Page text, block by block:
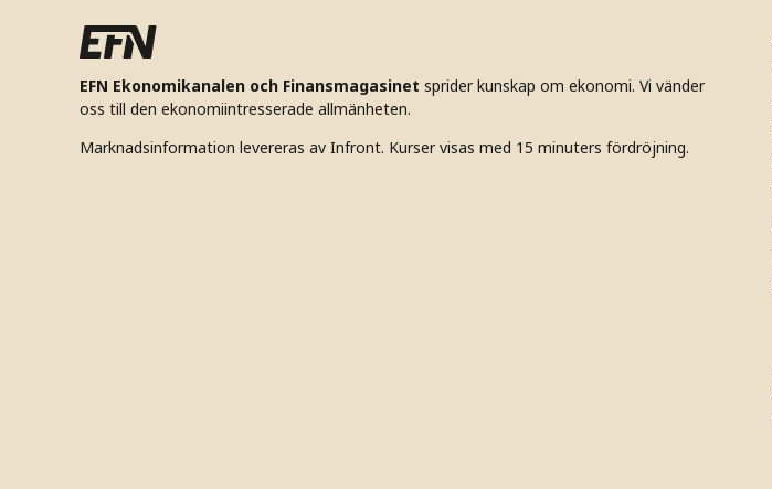
EFN Ekonomikanalen och Finansmagasinet sprider kunskap om ekonomi. Vi vänder
oss till den ekonomiintresserade allmänheten.
Marknadsinformation levereras av Infront. Kurser visas med 15 minuters fördröjning.